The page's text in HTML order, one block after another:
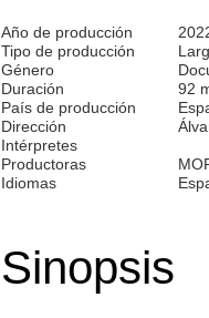
Año de producción
Tipo de producción
Género
Duración
92
País de producción
Dirección
Intérpretes
Productoras
Idiomas
Sinopsis